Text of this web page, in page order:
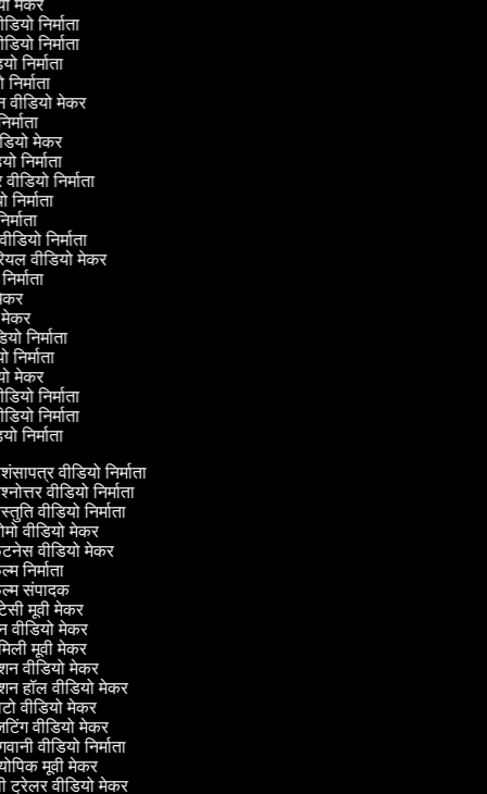
मेकर
निर्माता
निर्माता
निर्माता
निर्माता
वीडियो मेकर
मेकर
निर्माता
निर्माता
निर्माता
निर्माता
वीडियो मेकर
मेकर
निर्माता
निर्माता
मेकर
निर्माता
निर्माता
निर्माता
वीडियो निर्माता
वीडियो निर्माता
वीडियो निर्माता
वीडियो मेकर
वीडियो मेकर
निर्माता
संपादक
मूवी मेकर
मेकर
मूवी मेकर
वीडियो मेकर
हॉल वीडियो मेकर
वीडियो मेकर
वीडियो मेकर
वीडियो निर्माता
मूवी मेकर
ट्रेलर वीडियो मेकर